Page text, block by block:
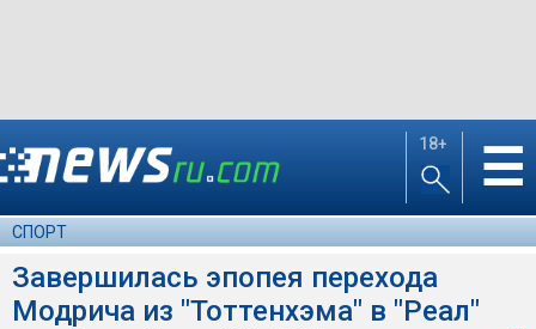
18+ ☰
СПОРТ
Завершилась эпопея перехода
Модрича из "Тоттенхэма" в "Реал"